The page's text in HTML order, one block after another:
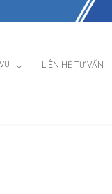
LIÊN HỆ TƯ VẤN